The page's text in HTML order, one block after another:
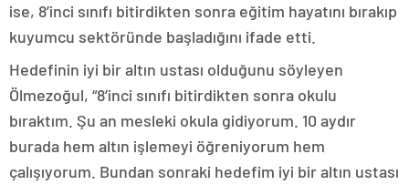
ise, 8’inci sınıfı bitirdikten sonra eğitim hayatını bırakıp
kuyumcu sektöründe başladığını ifade etti.
Hedefinin iyi bir altın ustası olduğunu söyleyen
Ölmezoğul, “8’inci sınıfı bitirdikten sonra okulu
bıraktım. Şu an mesleki okula gidiyorum. 10 aydır
burada hem altın işlemeyi öğreniyorum hem
çalışıyorum. Bundan sonraki hedefim iyi bir altın ustası